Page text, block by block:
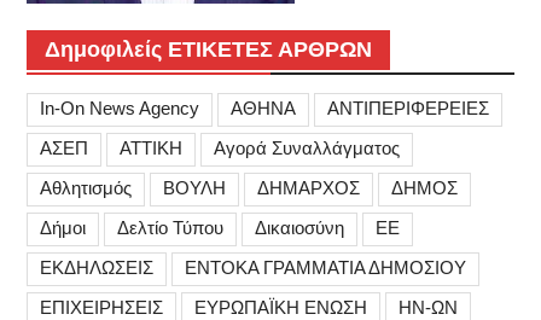
Δημοφιλείς ΕΤΙΚΕΤΕΣ ΑΡΘΡΩΝ
In-On News Agency ΑΘΗΝΑ
ΑΝΤΙΠΕΡΙΦΕΡΕΙΕΣ
ΑΣΕΠ
ΑΤΤΙΚΗ
Αγορά Συναλλάγματος
Αθλητισμός
ΒΟΥΛΗ ΔΗΜΑΡΧΟΣ
ΔΗΜΟΣ
Δήμοι
Δελτίο Τύπου Δικαιοσύνη
ΕΕ
ΕΚΔΗΛΩΣΕΙΣ
ΕΝΤΟΚΑ ΓΡΑΜΜΑΤΙΑ ΔΗΜΟΣΙΟΥ
ΕΠΙΧΕΙΡΗΣΕΙΣ
ΕΥΡΩΠΑΪΚΗ ΕΝΩΣΗ
ΗΝ-ΩΝ